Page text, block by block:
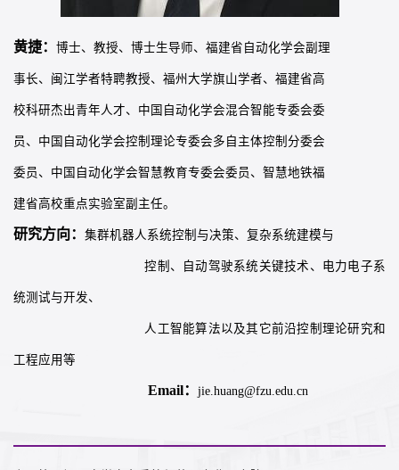
黄捷： 博士、教授、博士生导师、福建省自动化学会副理
事长、闽江学者特聘教授、福州大学旗山学者、福建省高
校科研杰出青年人才、中国自动化学会混合智能专委会委
员、中国自动化学会控制理论专委会多自主体控制分委会
委员、中国自动化学会智慧教育专委会委员、智慧地铁福
建省高校重点实验室副主任。
研究方向： 集群机器人系统控制与决策、复杂系统建模与
控制、自动驾驶系统关键技术、电力电子系
统测试与开发、
人工智能算法以及其它前沿控制理论研究和
工程应用等
Email： jie.huang@fzu.edu.cn